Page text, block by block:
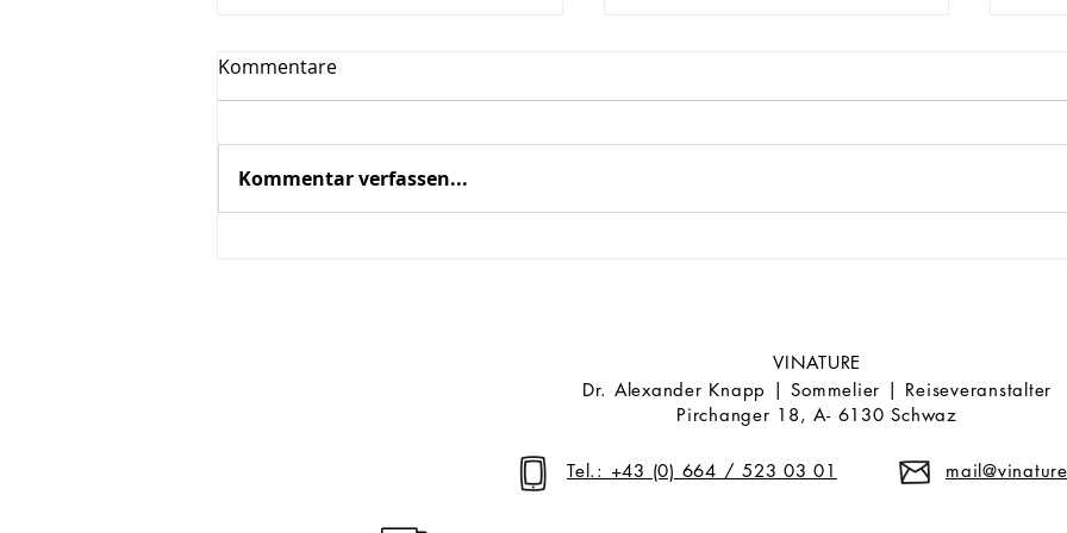
Naturwein im Glas
Kommentare
Kommentar verfassen...
VINATURE
Dr. Alexander Knapp | Sommelier | Reiseveranstalter
Pirchanger 18, A- 6130 Schwaz
Tel.: +43 (0) 664 / 523 03 01